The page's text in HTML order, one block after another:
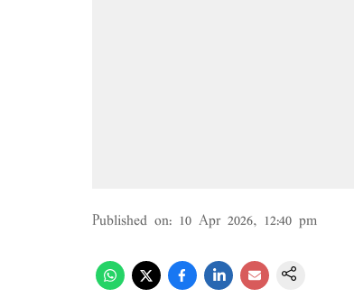
Published on: 10 Apr 2026, 12:40 pm